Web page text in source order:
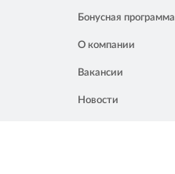
Бонусная программа
О компании
Вакансии
Новости